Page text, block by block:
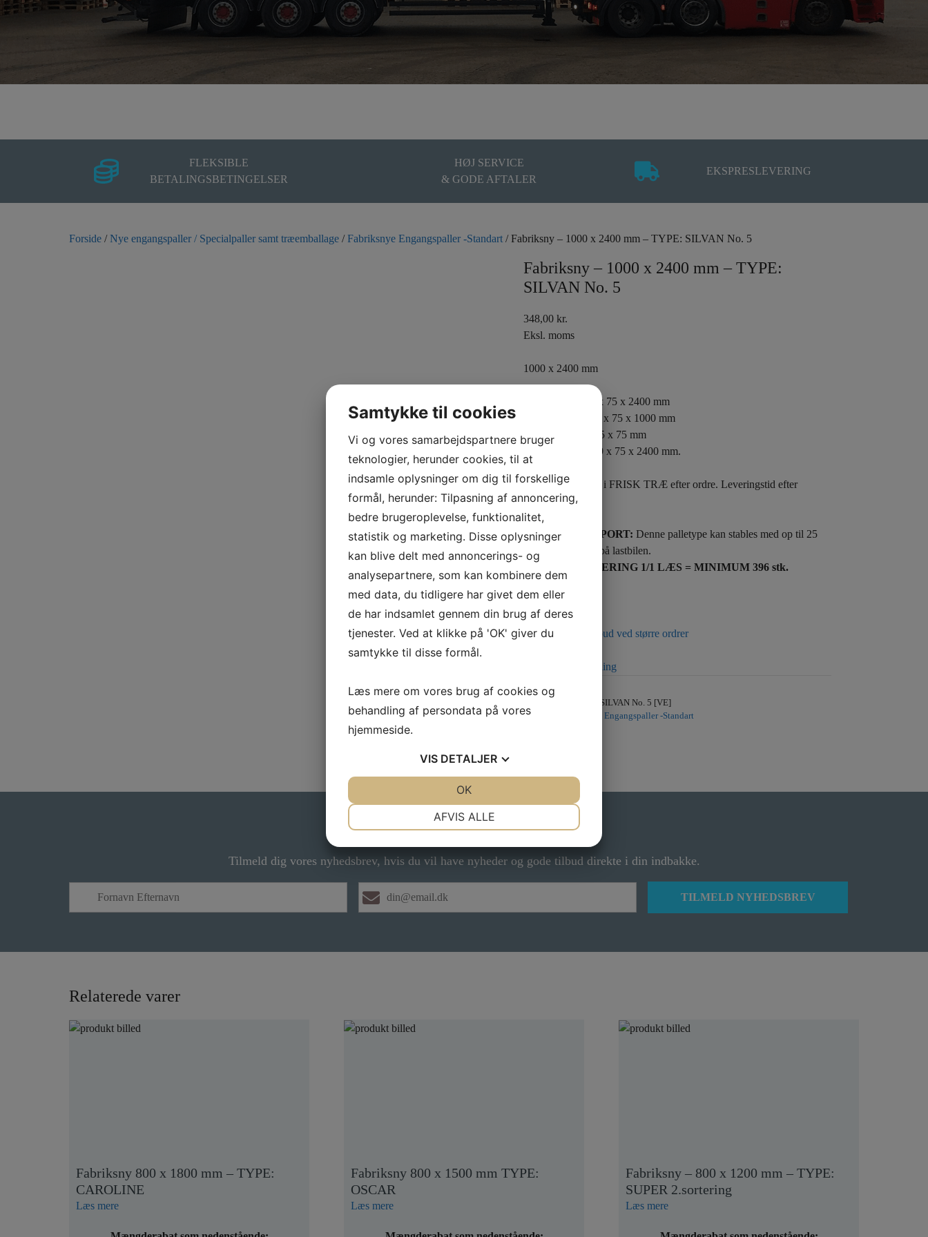
FLEKSIBLE
BETALINGSBETINGELSER
HØJ SERVICE
& GODE AFTALER
EKSPRESLEVERING
Forside /Nye engangspaller / Specialpaller samt træemballage /Fabriksnye Engangspaller -Standart / Fabriksny – 1000 x 2400 mm – TYPE: SILVAN No. 5
Fabriksny – 1000 x 2400 mm – TYPE:
SILVAN No. 5
348,00 kr.
Eksl. moms
1000 x 2400 mm
5 topbrædder 19 x 75 x 2400 mm
4 tværbrædder 19 x 75 x 1000 mm
12 klodser 75 x 75 x 75 mm
3 bundbrædder 19 x 75 x 2400 mm.
Pallen produceres i FRISK TRÆ efter ordre. Leveringstid efter
nærmere aftale.
VEDR. TRANSPORT: Denne palletype kan stables med op til 25
stk. pr palleplads på lastbilen.
DIREKTE LEVERING 1/1 LÆS = MINIMUM 396 stk.
Kontakt os for tilbud ved større ordrer
Klik her for bestilling
SILVAN No. 5 [VE]
Kategori:
Fabriksnye Engangspaller -Standart
Gå ikke glip af gode tilbud
Tilmeld dig vores nyhedsbrev, hvis du vil have nyheder og gode tilbud direkte i din indbakke.
Relaterede varer
Fabriksny 800 x 1800 mm – TYPE:
CAROLINE
Læs mere
Fabriksny 800 x 1500 mm TYPE:
OSCAR
Læs mere
Fabriksny – 800 x 1200 mm – TYPE:
SUPER 2.sortering
Læs mere
Samtykke til cookies
Vi og vores samarbejdspartnere bruger
teknologier, herunder cookies, til at
indsamle oplysninger om dig til forskellige
formål, herunder: Tilpasning af annoncering,
bedre brugeroplevelse, funktionalitet,
statistik og marketing. Disse oplysninger
kan blive delt med annoncerings- og
analysepartnere, som kan kombinere dem
med data, du tidligere har givet dem eller
de har indsamlet gennem din brug af deres
tjenester. Ved at klikke på 'OK' giver du
samtykke til disse formål.
Læs mere om vores brug af cookies og
behandling af persondata på vores
hjemmeside.
VIS DETALJER
MARKETING STATISTIK
AFVIS ALLE
OK